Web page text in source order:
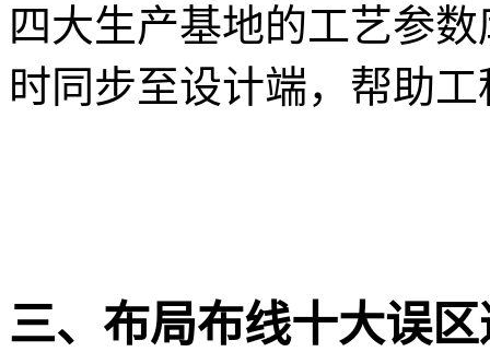
四大生产基地的工艺参
时同步至设计端，帮助
三、布局布线十大误